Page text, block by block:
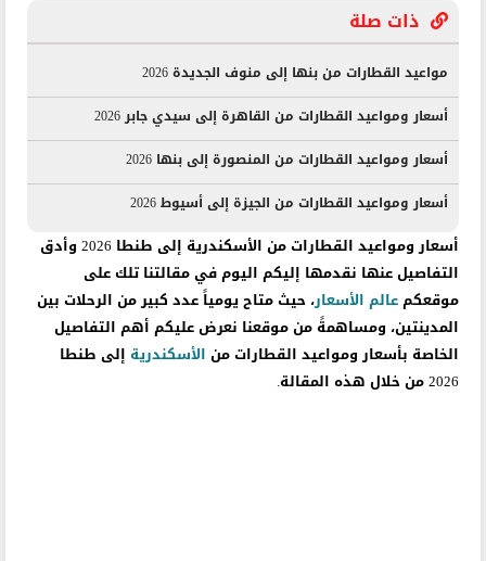
ذات صلة
مواعيد القطارات من بنها إلى منوف الجديدة 2026
أسعار ومواعيد القطارات من القاهرة إلى سيدي جابر 2026
أسعار ومواعيد القطارات من المنصورة إلى بنها 2026
أسعار ومواعيد القطارات من الجيزة إلى أسيوط 2026
أسعار ومواعيد القطارات من الأسكندرية إلى طنطا 2026 وأدق
التفاصيل عنها نقدمها إليكم اليوم في مقالتنا تلك على
موقعكمعالم الأسعار، حيث متاح يومياً عدد كبير من الرحلات بين
المدينتين، ومساهمةً من موقعنا نعرض عليكم أهم التفاصيل
الخاصة بأسعار ومواعيد القطارات من الأسكندرية إلى طنطا
2026 من خلال هذه المقالة.